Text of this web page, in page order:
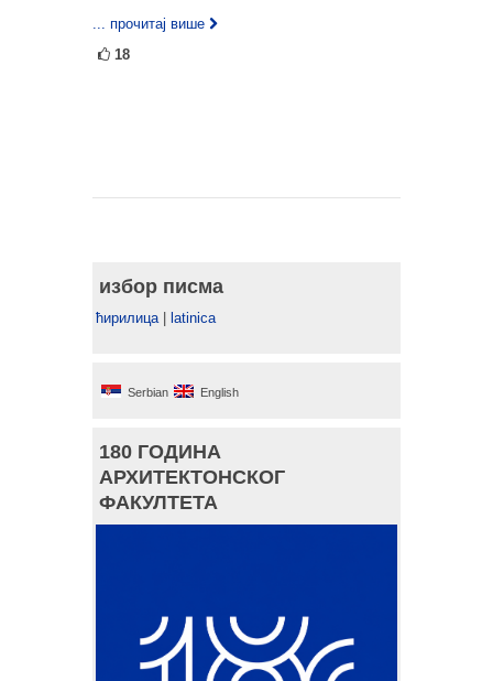
... прочитај више
18
избор писма
ћирилица| latinica
Serbian English
180 ГОДИНА
АРХИТЕКТОНСКОГ
ФАКУЛТЕТА